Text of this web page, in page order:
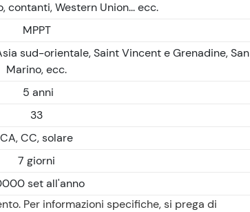
contanti, Western Union... ecc.
MPPT
sud-orientale, Saint Vincent e Grenadine, San
Marino, ecc.
5 anni
33
CA, CC, solare
7 giorni
set all'anno
Per informazioni specifiche, si prega di